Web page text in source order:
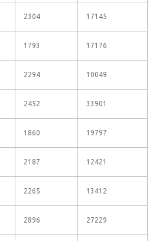
2304 17145
1793 17176
2294 10049
2452 33901
1860 19797
2187 12421
2265 13412
2896 27229